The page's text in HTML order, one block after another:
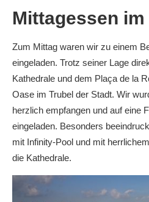
Mittagessen im
Zum Mittag waren wir zu einem
eingeladen. Trotz seiner Lage
Kathedrale und dem Plaça de la
Oase im Trubel der Stadt. Wir
herzlich empfangen und auf eine
eingeladen. Besonders
mit Infinity-Pool und mit
die Kathedrale.